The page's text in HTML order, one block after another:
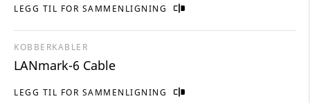
LEGG TIL FOR SAMMENLIGNING
LEGG TIL FOR SAMMENLIGNING
KOBBERKABLER
LANmark-6 Cable